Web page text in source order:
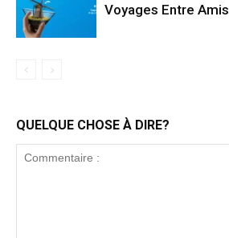
Voyages Entre Amis
QUELQUE CHOSE À DIRE?